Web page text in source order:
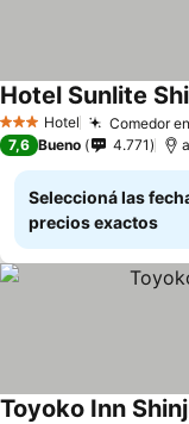
3 Estrellas
Hotel Comedor
Hotel Sunlite
7,6 Bueno 4.771
Seleccioná las
precios exactos
Toyoko Inn